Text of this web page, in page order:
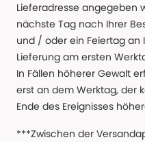
Lieferadresse angegeben
nächste Tag nach Ihrer
und / oder ein Feiertag an
Lieferung am ersten
In Fällen höherer Gewalt
erst an dem Werktag, der
Ende des Ereignisses
***Zwischen der